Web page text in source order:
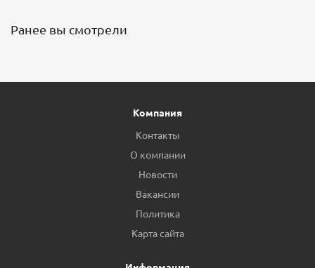
Ранее вы смотрели
Компания
Контакты
О компании
Новости
Вакансии
Политика
Карта сайта